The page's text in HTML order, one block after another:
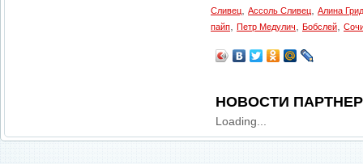
Сливец
Ассоль Сливец
Алина
пайп
Петр Медулич Бобслей
НОВОСТИ
Loading...